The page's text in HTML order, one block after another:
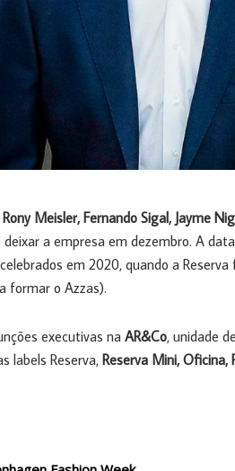
Rony Meisler, Fernando Sigal, Jayme
deixar a empresa em dezembro. A
em 2020, quando a
formar o Azzas).
executivas na AR&Co, unidade
labels Reserva, Reserva Mini, Oficina,